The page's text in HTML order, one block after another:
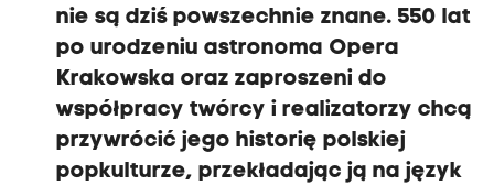
nie są dziś powszechnie znane. 550 lat
po urodzeniu astronoma Opera
Krakowska oraz zaproszeni do
współpracy twórcy i realizatorzy chcą
przywrócić jego historię polskiej
popkulturze, przekładając ją na język